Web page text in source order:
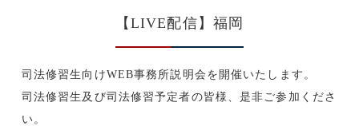
【LIVE配信】福岡
司法修習生向けWEB事務所説明会を開催いたします。
司法修習生及び司法修習予定者の皆様、是非ご参加くださ
い。